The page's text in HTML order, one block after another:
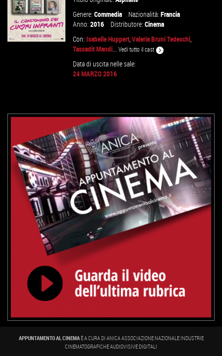
Genere:Commedia Nazionalità:Francia
Anno:2016 Distributore:Cinema
Con:Isabelle Huppert,Valeria Bruni Tedeschi,
Tassadit Mandi...Vedi tutto il cast
Data di uscita nelle sale:
24 MARZO 2016
APPUNTAMENTO AL CINEMAÈ A CURA DI ANICA ASSOCIAZIONE NAZIONALE INDUSTRIE
CINEMATOGRAFICHE AUDIOVISIVE DIGITALI